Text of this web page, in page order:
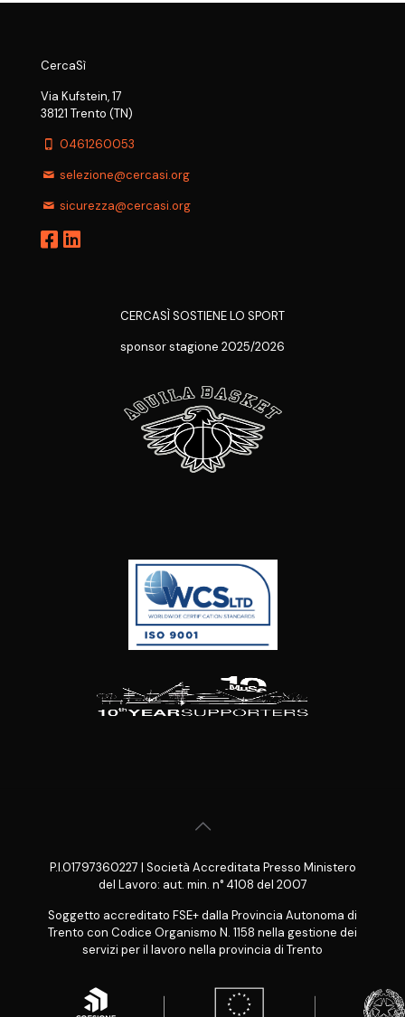
CercaSì
Via Kufstein, 17
38121 Trento (TN)
0461260053
selezione@cercasi.org
sicurezza@cercasi.org
CERCASÌ SOSTIENE LO SPORT
sponsor stagione 2025/2026
P.I.01797360227 | Società Accreditata Presso Ministero
del Lavoro: aut. min. n° 4108 del 2007
Soggetto accreditato FSE+ dalla Provincia Autonoma di
Trento con Codice Organismo N. 1158 nella gestione dei
servizi per il lavoro nella provincia di Trento